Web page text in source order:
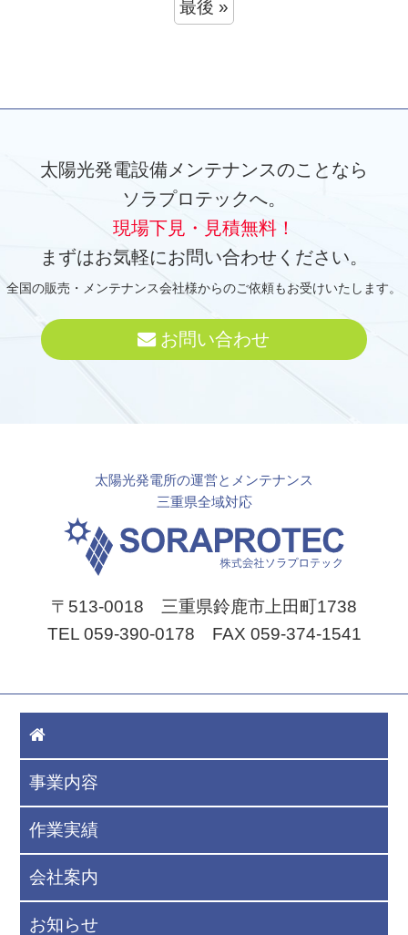
最後 »
太陽光発電設備メンテナンスのことなら
ソラプロテックへ。
現場下見・見積無料！
まずはお気軽にお問い合わせください。
全国の販売・メンテナンス会社様からのご依頼もお受けいたします。
お問い合わせ
太陽光発電所の運営とメンテナンス
三重県全域対応
〒513-0018 三重県鈴鹿市上田町1738
TEL 059-390-0178 FAX 059-374-1541
事業内容
作業実績
会社案内
お知らせ